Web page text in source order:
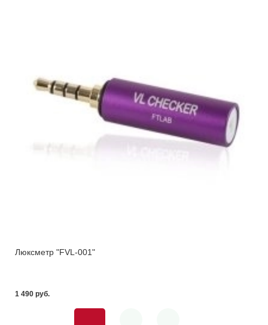
Люксметр "FVL-001"
1 490 pуб.